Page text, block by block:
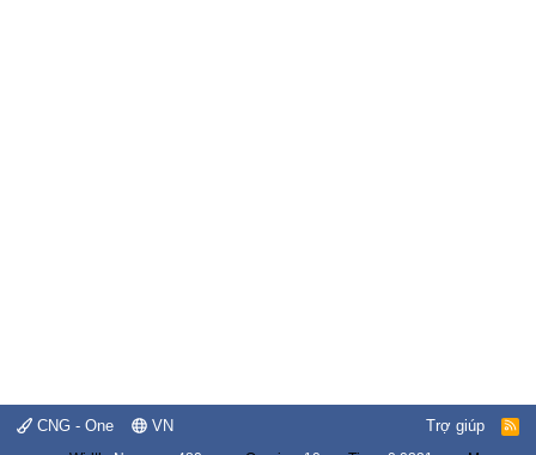
CNG - One VN Trợ giúp
R